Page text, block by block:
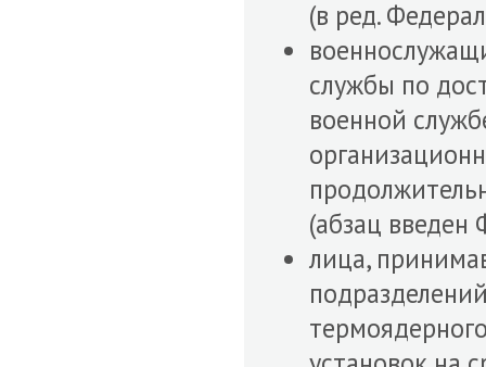
(в ред.
службы по
военной
(абзац
лица,